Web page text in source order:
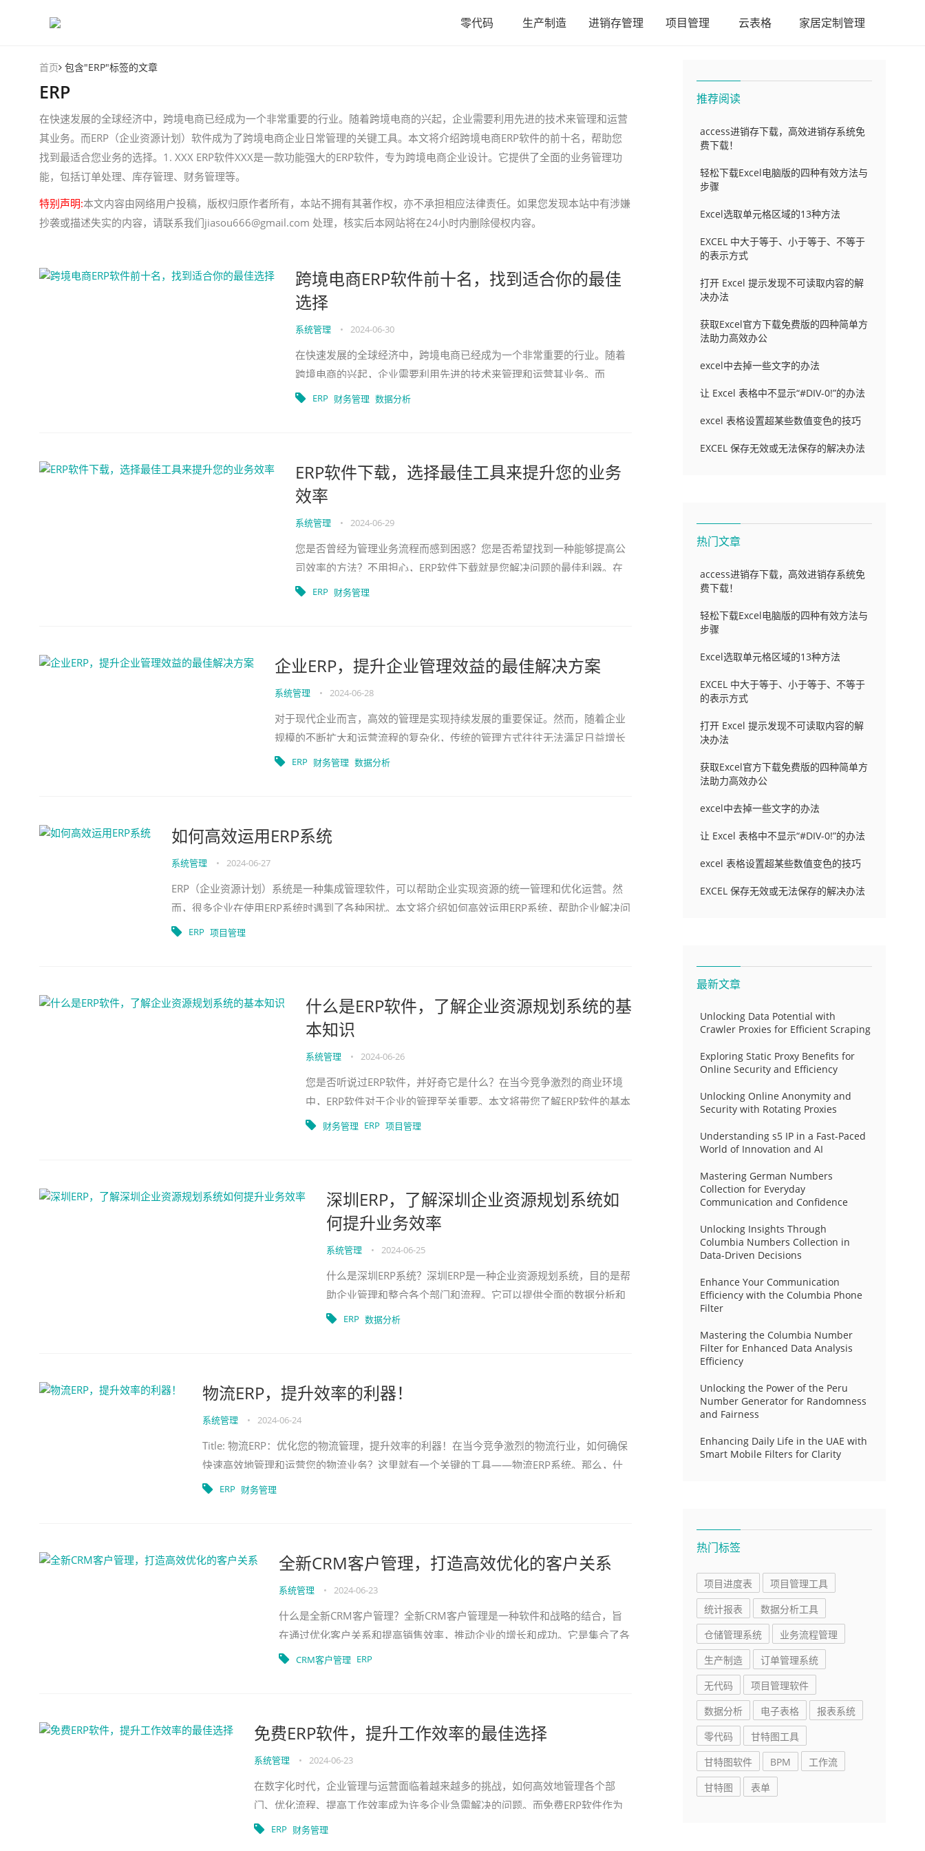
零代码 生产制造 进销存管理 项目管理 云表格 家居定制管理
首页 包含"ERP"标签的文章
ERP
在快速发展的全球经济中，跨境电商已经成为一个非常重要的行业。随着跨境电商的兴起，企业需要利用先进的技术来管理和运营
其业务。而ERP（企业资源计划）软件成为了跨境电商企业日常管理的关键工具。本文将介绍跨境电商ERP软件的前十名，帮助您
找到最适合您业务的选择。1. XXX ERP软件XXX是一款功能强大的ERP软件，专为跨境电商企业设计。它提供了全面的业务管理功
能，包括订单处理、库存管理、财务管理等。
特别声明:本文内容由网络用户投稿，版权归原作者所有，本站不拥有其著作权，亦不承担相应法律责任。如果您发现本站中有涉嫌
抄袭或描述失实的内容，请联系我们jiasou666@gmail.com 处理，核实后本网站将在24小时内删除侵权内容。
跨境电商ERP软件前十名，找到适合你的最佳
选择
系统管理 • 2024-06-30
在快速发展的全球经济中，跨境电商已经成为一个非常重要的行业。随着
跨境电商的兴起，企业需要利用先进的技术来管理和运营其业务。而
ERP（企业资源计划）软件成为了跨境电商企业日常管理的关键工具。本
ERP 财务管理 数据分析
ERP软件下载，选择最佳工具来提升您的业务
效率
系统管理 • 2024-06-29
您是否曾经为管理业务流程而感到困惑？您是否希望找到一种能够提高公
司效率的方法？不用担心，ERP软件下载就是您解决问题的最佳利器。在
本文中，我们将探讨什么是ERP软件，为什么它对于现代企业至关重要，
ERP 财务管理
企业ERP，提升企业管理效益的最佳解决方案
系统管理 • 2024-06-28
对于现代企业而言，高效的管理是实现持续发展的重要保证。然而，随着企业
规模的不断扩大和运营流程的复杂化，传统的管理方式往往无法满足日益增长
的需求。为了应对这一挑战，越来越多的企业转向企业资源计划（Ent
ERP 财务管理 数据分析
如何高效运用ERP系统
系统管理 • 2024-06-27
ERP（企业资源计划）系统是一种集成管理软件，可以帮助企业实现资源的统一管理和优化运营。然
而，很多企业在使用ERP系统时遇到了各种困扰。本文将介绍如何高效运用ERP系统，帮助企业解决问
题并提升运营效率
ERP 项目管理
什么是ERP软件，了解企业资源规划系统的基
本知识
系统管理 • 2024-06-26
您是否听说过ERP软件，并好奇它是什么？在当今竞争激烈的商业环境
中，ERP软件对于企业的管理至关重要。本文将带您了解ERP软件的基本
知识，包括其定义、功能和优势。让我们一起深入探索什么是ERP软
财务管理 ERP 项目管理
深圳ERP，了解深圳企业资源规划系统如
何提升业务效率
系统管理 • 2024-06-25
什么是深圳ERP系统？深圳ERP是一种企业资源规划系统，目的是帮
助企业管理和整合各个部门和流程。它可以提供全面的数据分析和
业务控制，从而提高企业的效率和生产力。深圳企业为什么需要
ERP 数据分析
物流ERP，提升效率的利器！
系统管理 • 2024-06-24
Title: 物流ERP：优化您的物流管理，提升效率的利器！在当今竞争激烈的物流行业，如何确保
快速高效地管理和运营您的物流业务？这里就有一个关键的工具——物流ERP系统。那么，什
么是物流ERP？它如何
ERP 财务管理
全新CRM客户管理，打造高效优化的客户关系
系统管理 • 2024-06-23
什么是全新CRM客户管理？全新CRM客户管理是一种软件和战略的结合，旨
在通过优化客户关系和提高销售效率，推动企业的增长和成功。它是集合了各
种工具和技术，能够帮助企业及时、准确地收集、分析和利用关于客户
CRM客户管理 ERP
免费ERP软件，提升工作效率的最佳选择
系统管理 • 2024-06-23
在数字化时代，企业管理与运营面临着越来越多的挑战，如何高效地管理各个部
门、优化流程、提高工作效率成为许多企业急需解决的问题。而免费ERP软件作为
一种强大的工具，被越来越多的企业所重视和采用。什么是ER
ERP 财务管理
推荐阅读
access进销存下载，高效进销存系统免
费下载！
轻松下载Excel电脑版的四种有效方法与
步骤
Excel选取单元格区域的13种方法
EXCEL 中大于等于、小于等于、不等于
的表示方式
打开 Excel 提示发现不可读取内容的解
决办法
获取Excel官方下载免费版的四种简单方
法助力高效办公
excel中去掉一些文字的办法
让 Excel 表格中不显示“#DIV-0!”的办法
excel 表格设置超某些数值变色的技巧
EXCEL 保存无效或无法保存的解决办法
热门文章
access进销存下载，高效进销存系统免
费下载！
轻松下载Excel电脑版的四种有效方法与
步骤
Excel选取单元格区域的13种方法
EXCEL 中大于等于、小于等于、不等于
的表示方式
打开 Excel 提示发现不可读取内容的解
决办法
获取Excel官方下载免费版的四种简单方
法助力高效办公
excel中去掉一些文字的办法
让 Excel 表格中不显示“#DIV-0!”的办法
excel 表格设置超某些数值变色的技巧
EXCEL 保存无效或无法保存的解决办法
最新文章
Unlocking Data Potential with
Crawler Proxies for Efficient Scraping
Exploring Static Proxy Benefits for
Online Security and Efficiency
Unlocking Online Anonymity and
Security with Rotating Proxies
Understanding s5 IP in a Fast-Paced
World of Innovation and AI
Mastering German Numbers
Collection for Everyday
Communication and Confidence
Unlocking Insights Through
Columbia Numbers Collection in
Data-Driven Decisions
Enhance Your Communication
Efficiency with the Columbia Phone
Filter
Mastering the Columbia Number
Filter for Enhanced Data Analysis
Efficiency
Unlocking the Power of the Peru
Number Generator for Randomness
and Fairness
Enhancing Daily Life in the UAE with
Smart Mobile Filters for Clarity
热门标签
项目进度表
项目管理工具
统计报表
数据分析工具
仓储管理系统
业务流程管理
生产制造
订单管理系统
无代码
项目管理软件
数据分析
电子表格
报表系统
零代码
甘特图工具
甘特图软件
BPM
工作流
甘特图
表单